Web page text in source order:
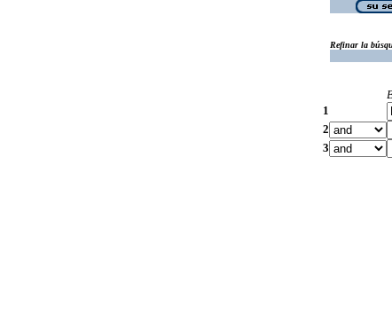
Refinar la
1
2
3